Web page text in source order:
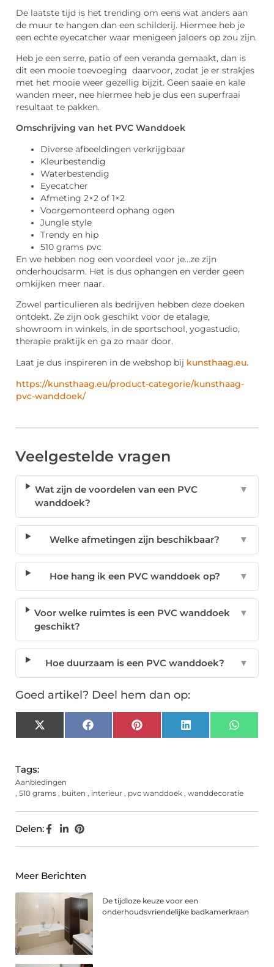
De laatste tijd is het trending om eens wat anders aan
de muur te hangen dan een schilderij. Hiermee heb je
een echte eyecatcher waar menigeen jaloers op zou zijn.
Heb je een serre, patio of een veranda gemaakt, dan is
dit een mooie toevoeging daarvoor, zodat je er strakjes
met het mooie weer gezellig bijzit. Geen saaie en kale
wanden meer, nee hiermee heb je dus een superfraai
resultaat te pakken.
Omschrijving van het PVC Wanddoek
Diverse afbeeldingen verkrijgbaar
Kleurbestendig
Waterbestendig
Eyecatcher
Afmeting 2×2 of 1×2
Voorgemonteerd ophang ogen
Jungle style
Trendy en hip
510 grams pvc
En we hebben nog een voordeel voor je…ze zijn
onderhoudsarm. Het is dus ophangen en verder geen
omkijken meer naar.
Zowel particulieren als bedrijven hebben deze doeken
ontdekt. Ze zijn ook geschikt voor de etalage,
showroom in winkels, in de sportschool, yogastudio,
therapie praktijk en ga zo maar door.
Laat je dus inspireren in de webshop bij kunsthaag.eu.
https://kunsthaag.eu/product-categorie/kunsthaag-
pvc-wanddoek/
Veelgestelde vragen
Wat zijn de voordelen van een PVC
wanddoek?
▼
Welke afmetingen zijn beschikbaar? ▼
Hoe hang ik een PVC wanddoek op? ▼
Voor welke ruimtes is een PVC wanddoek
geschikt?
▼
Hoe duurzaam is een PVC wanddoek? ▼
Goed artikel? Deel hem dan op:
X
(Twitter)
FacebookPinterest LinkedIn
Tags:
Aanbiedingen
, 510 grams , buiten , interieur , pvc wanddoek , wanddecoratie
Delen:
Meer Berichten
De tijdloze keuze voor een
onderhoudsvriendelijke badkamerkraan